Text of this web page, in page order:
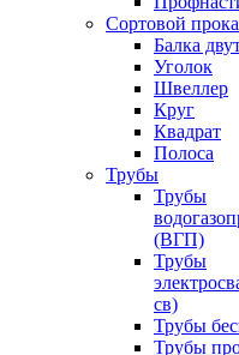
Сортовой
Балка
Уголок
Швеллер
Круг
Квадрат
Полоса
Трубы
Трубы
(ВГП)
Трубы
св)
Трубы
Трубы